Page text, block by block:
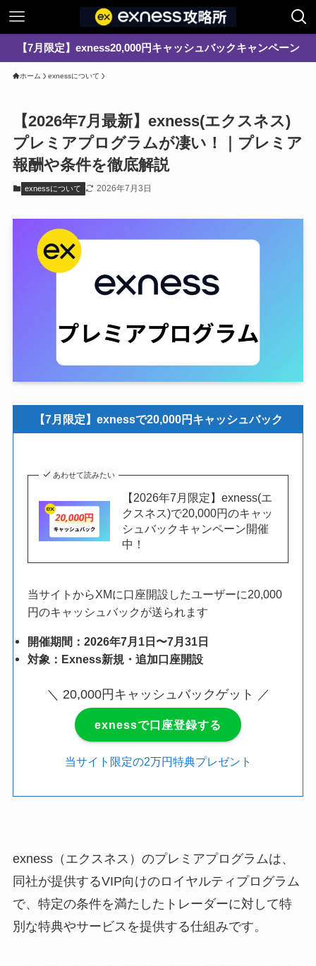
【7月限定】exness20,000円キャッシュバックキャンペーン
ホーム exnessについて
【2026年7月最新】exness(エクスネス)
プレミアプログラムが凄い！｜プレミア
報酬や条件を徹底解説
exnessについて 2026年7月3日
【7月限定】exnessで20,000円キャッシュバック
あわせて読みたい
【2026年7月限定】exness(エ
クスネス)で20,000円のキャッ
シュバックキャンペーン開催
中！
当サイトからXMに口座開設したユーザーに20,000
円のキャッシュバックが送られます
開催期間：2026年7月1日〜7月31日
対象：Exness新規・追加口座開設
＼ 20,000円キャッシュバックゲット ／
exnessで口座登録する
当サイト限定の2万円特典プレゼント
exness（エクスネス）のプレミアプログラムは、
同社が提供するVIP向けのロイヤルティプログラム
で、特定の条件を満たしたトレーダーに対して特
別な特典やサービスを提供する仕組みです。